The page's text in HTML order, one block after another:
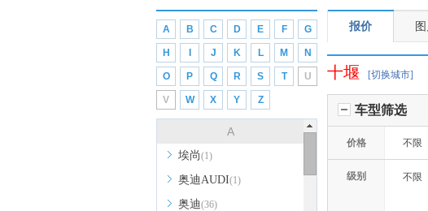
A B C D E F G
H J K L M N
O P Q R S T U
V W X Y Z
A
埃尚(1)
奥迪AUDI(1)
奥迪(36)
报价
十堰 [切换城市]
车型筛选
价格 不限
级别
不限